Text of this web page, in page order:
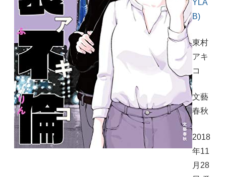
YLA
B)
東村
アキ
コ
文藝
春秋
2018
年11
月28